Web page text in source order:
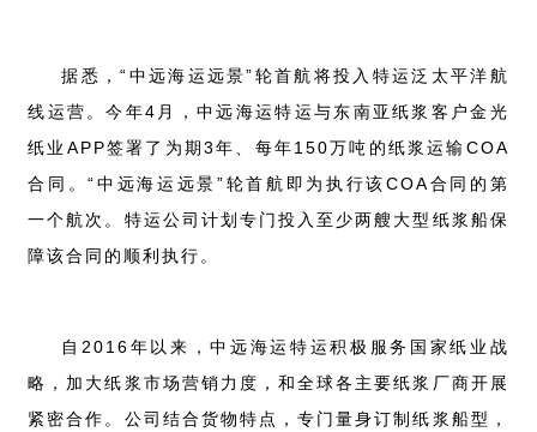
据悉，“中远海运远景”轮首航将投入特运泛太平洋航
线运营。今年4月，中远海运特运与东南亚纸浆客户金光
纸业APP签署了为期3年、每年150万吨的纸浆运输COA
合同。“中远海运远景”轮首航即为执行该COA合同的第
一个航次。特运公司计划专门投入至少两艘大型纸浆船保
障该合同的顺利执行。
自2016年以来，中远海运特运积极服务国家纸业战
略，加大纸浆市场营销力度，和全球各主要纸浆厂商开展
紧密合作。公司结合货物特点，专门量身订制纸浆船型，